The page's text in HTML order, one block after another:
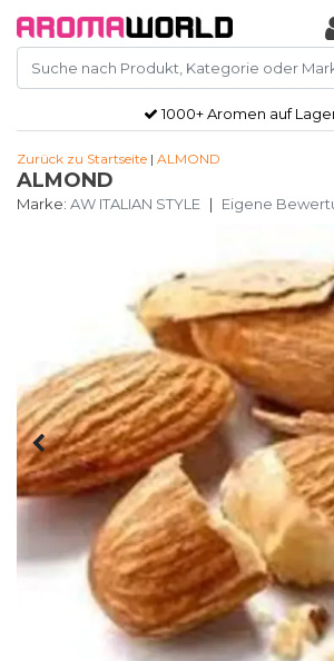
1000+ Aromen auf
Zurück zu Startseite | ALMOND
ALMOND
Marke: AW ITALIAN STYLE | Eigene